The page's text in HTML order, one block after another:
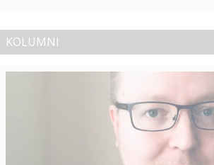
KOLUMNI